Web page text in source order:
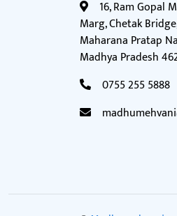
16, Ram Gopal
Marg, Chetak
Maharana Pratap
Madhya Pradesh
0755 255 5888